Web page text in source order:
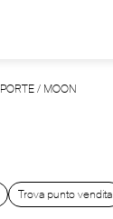
PORTE/ MOON
Trova punto vendita